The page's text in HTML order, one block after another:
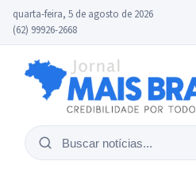
quarta-feira, 5 de agosto de 2026
(62) 99926-2668
Buscar